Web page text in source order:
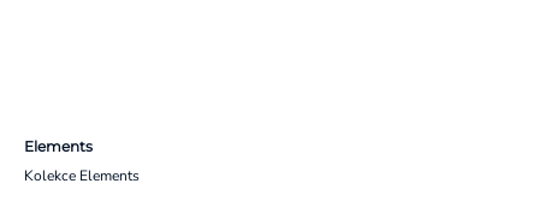
Elements
Kolekce Elements